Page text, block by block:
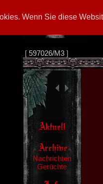
Wenn Sie diese
[ 597026/M3]
Nachrichten
Gerüchte